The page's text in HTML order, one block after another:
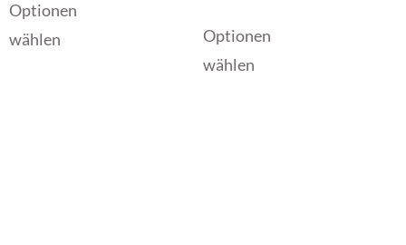
Optionen
wählen
Optionen
wählen